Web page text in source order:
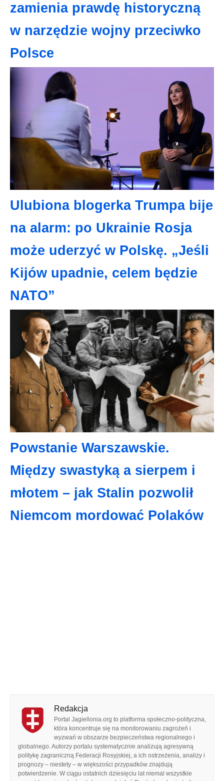
zamienia prawdę historyczną
w narzędzie wojny przeciwko
Polsce
Ulubiona blogerka Trumpa bije
na alarm: po Ukrainie Rosja
może uderzyć w Polskę. „Jeśli
Kijów upadnie, celem będzie
NATO”
Powstanie Warszawskie.
Między swastyką a sierpem i
młotem – jak Stalin pozwolił
Niemcom mordować Polaków
Redakcja
Portal Jagiellonia.org to platforma społeczno-polityczna,
która koncentruje się na monitorowaniu zagrożeń i
wyzwań w obszarze bezpieczeństwa regionalnego i
globalnego. Autorzy portalu systematycznie analizują agresywną
politykę zagraniczną Federacji Rosyjskiej, a ich ostrzeżenia, analizy i
prognozy – niestety – w większości przypadków znajdują
potwierdzenie. W ciągu ostatnich dziesięciu lat niemal wszystkie